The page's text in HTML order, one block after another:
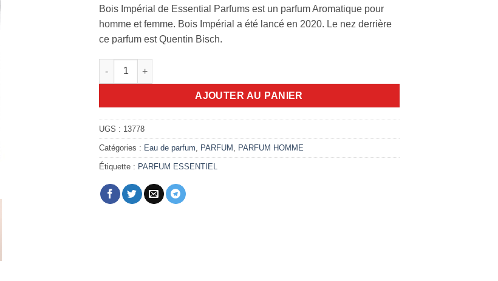
Bois Impérial de Essential Parfums est un parfum Aromatique pour
homme et femme. Bois Impérial a été lancé en 2020. Le nez derrière
ce parfum est Quentin Bisch.
quantité de Bois impérial 100ml EDP
AJOUTER AU PANIER
UGS : 13778
Catégories : Eau de parfum, PARFUM , PARFUM HOMME
Étiquette : PARFUM ESSENTIEL